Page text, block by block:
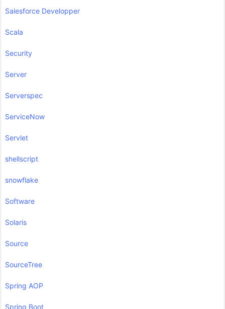
Salesforce Developper
Scala
Security
Server
Serverspec
ServiceNow
Servlet
shellscript
snowflake
Software
Solaris
Source
SourceTree
Spring AOP
Spring Boot